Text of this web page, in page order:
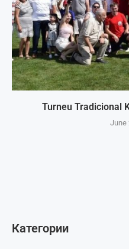
Turneu Tradicional
June
Категории